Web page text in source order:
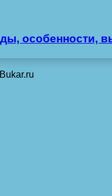
особенности,